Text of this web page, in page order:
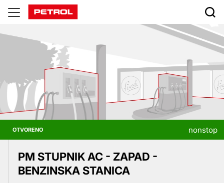
Prodajna
mjesta
OTVORENO nonstop
PM STUPNIK AC - ZAPAD -
BENZINSKA STANICA